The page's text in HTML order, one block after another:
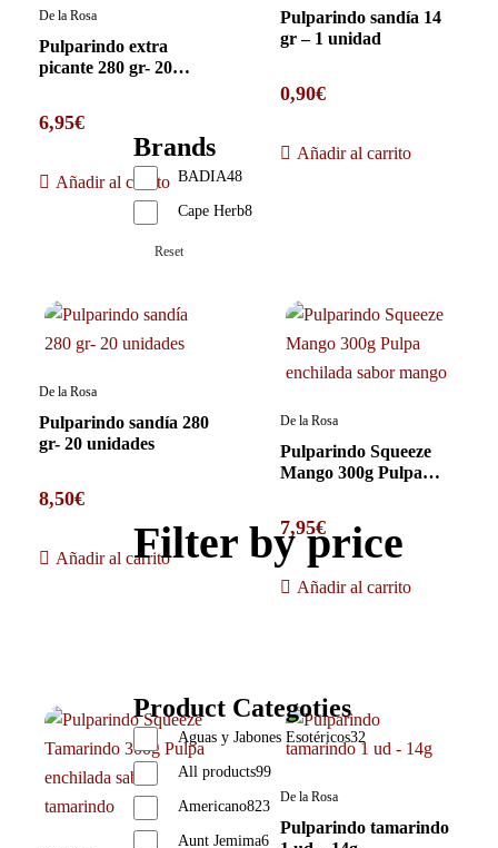
De la Rosa
Pulparindo extra
picante 280 gr- 20
6,95€
Añadir al carrito
Pulparindo sandía 14
gr – 1 unidad
0,90€
Añadir al carrito
De la Rosa
Pulparindo sandía 280
gr- 20 unidades
8,50€
Añadir al carrito
De la Rosa
Pulparindo Squeeze
Mango 300g Pulpa
7,95€
Añadir al carrito
De la Rosa
Pulparindo tamarindo
Brands
BADIA48
Cape Herb8
Reset
Filter by price
Product Categoties
Aguas y Jabones Esotéricos32
All products99
Americano823
Aunt Jemima6